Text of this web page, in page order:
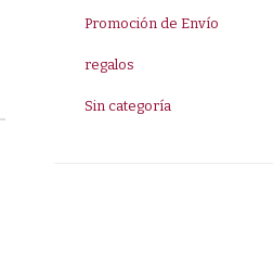
Promoción de Envío
regalos
Sin categoría